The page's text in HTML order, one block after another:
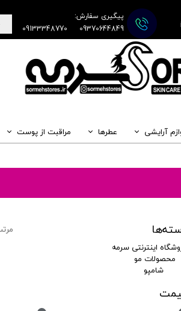
پیگیری سفارش:
09370644849
09133348770
آرایشی عطرها مراقبت از پوست
اینترنتی سرمه
محصولات مو
شامپو